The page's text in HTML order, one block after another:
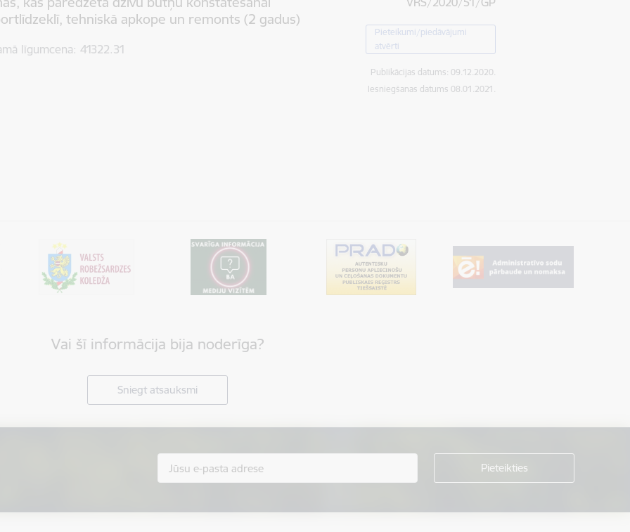
tehniskā apkope un remonts (2 gadus)
līgumcena 41322.31
Pieteikumi/piedāvājumi
atvērti
Publikācijas datums: 09.12.2020.
Iesniegšanas datums 08.01.2021.
Vai šī informācija bija noderīga?
Sniegt atsauksmi